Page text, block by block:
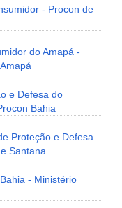
- Procon de
do Amapá -
e Defesa do
Bahia
Proteção e Defesa
Santana
- Ministério